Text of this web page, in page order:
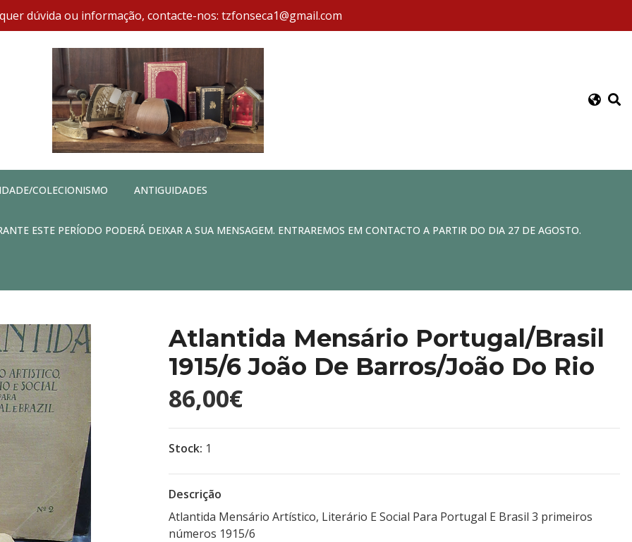
dúvida ou informação, contacte-nos: tzfonseca1@gmail.com
COLECIONISMO ANTIGUIDADES
ESTE PERÍODO PODERÁ DEIXAR A SUA MENSAGEM. ENTRAREMOS EM CONTACTO A PARTIR DO DIA 27 DE AGOSTO.
Atlantida Mensário Portugal/Brasil
1915/6 João De Barros/João Do Rio
86,00€
Stock: 1
Descrição
Atlantida Mensário Artístico, Literário E Social Para Portugal E Brasil 3 primeiros
números 1915/6